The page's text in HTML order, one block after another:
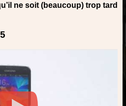
ne soit (beaucoup) trop tard